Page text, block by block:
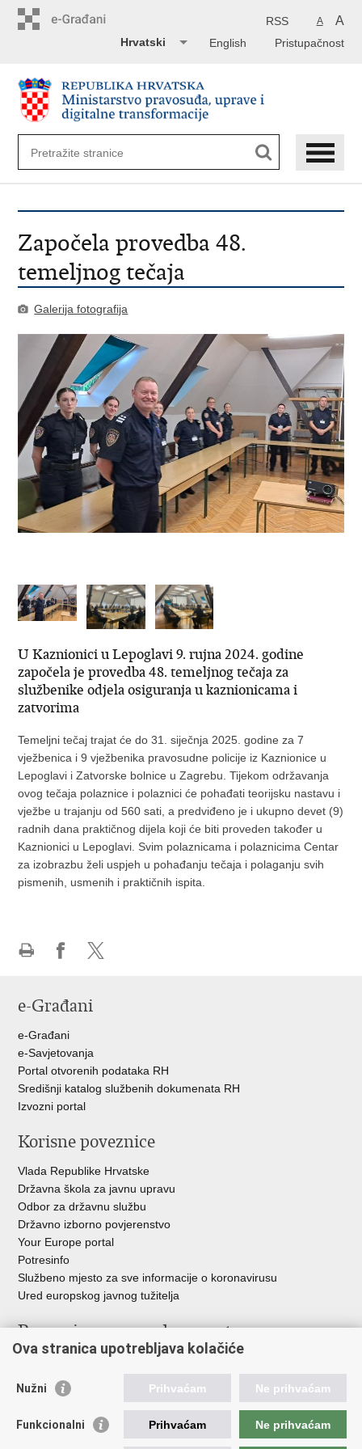
A A
RSS
Pristupačnost
English
Hrvatski
Započela provedba 48.
temeljnog tečaja
Galerija fotografija
U Kaznionici u Lepoglavi 9. rujna 2024. godine
započela je provedba 48. temeljnog tečaja za
službenike odjela osiguranja u kaznionicama i
zatvorima
Temeljni tečaj trajat će do 31. siječnja 2025. godine za 7
vježbenica i 9 vježbenika pravosudne policije iz Kaznionice u
Lepoglavi i Zatvorske bolnice u Zagrebu. Tijekom održavanja
ovog tečaja polaznice i polaznici će pohađati teorijsku nastavu i
vježbe u trajanju od 560 sati, a predviđeno je i ukupno devet (9)
radnih dana praktičnog dijela koji će biti proveden također u
Kaznionici u Lepoglavi. Svim polaznicama i polaznicima Centar
za izobrazbu želi uspjeh u pohađanju tečaja i polaganju svih
pismenih, usmenih i praktičnih ispita.
FacebookuTwitteru
e-Građani
e-Građani
e-Savjetovanja
Portal otvorenih podataka RH
Središnji katalog službenih dokumenata RH
Izvozni portal
Korisne poveznice
Vlada Republike Hrvatske
Državna škola za javnu upravu
Odbor za državnu službu
Državno izborno povjerenstvo
Your Europe portal
Potresinfo
Službeno mjesto za sve informacije o koronavirusu
Ured europskog javnog tužitelja
Poveznice pravosudnog sustava
Državno odvjetništvo
Ured za suzbijanje korupcije i organiziranog kriminaliteta
Državnoodvjetničko vijeće
Ova stranica upotrebljava kolačiće
Nužni Prihvaćam Ne prihvaćam
Funkcionalni Prihvaćam Ne prihvaćam